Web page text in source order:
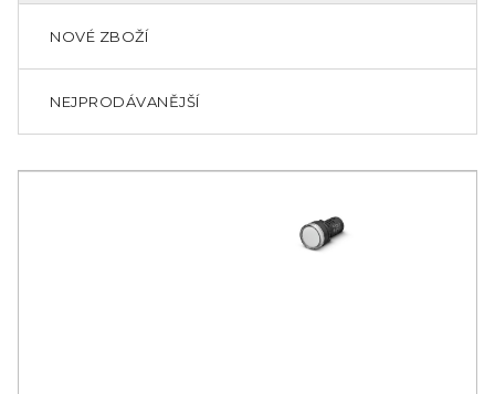
NOVÉ ZBOŽÍ
NEJPRODÁVANĚJŠÍ